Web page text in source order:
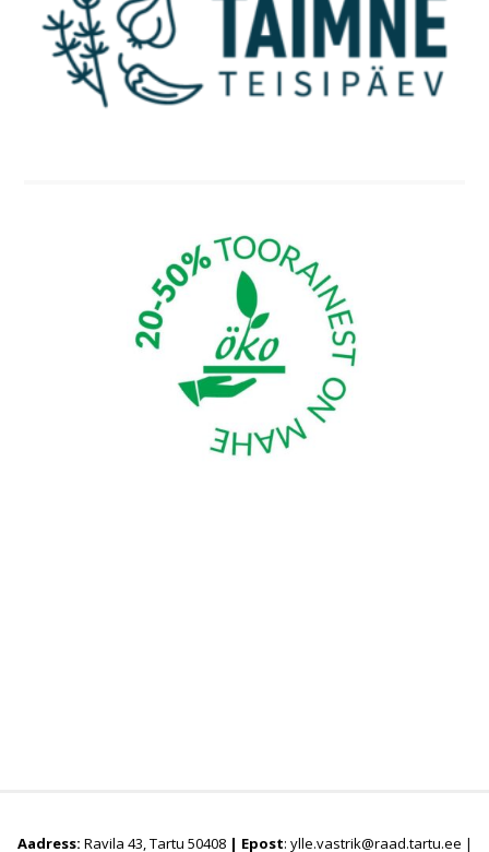
Aadress: Ravila 43, Tartu 50408| Epost: ylle.vastrik@raad.tartu.ee |